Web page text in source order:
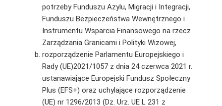
potrzeby Funduszu Azylu, Migracji i Integracji,
Funduszu Bezpieczeństwa Wewnętrznego i
Instrumentu Wsparcia Finansowego na rzecz
Zarządzania Granicami i Polityki Wizowej,
rozporządzenie Parlamentu Europejskiego i
Rady (UE)2021/1057 z dnia 24 czerwca 2021 r.
ustanawiające Europejski Fundusz Społeczny
Plus (EFS+) oraz uchylające rozporządzenie
(UE) nr 1296/2013 (Dz. Urz. UE L 231 z